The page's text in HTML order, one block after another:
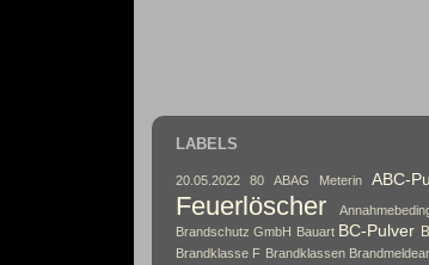
LABELS
20.05.2022 80 ABAG Meterin ABC-
Feuerlöscher
Brandschutz GmbH Bauart BC-Pulver
Brandklasse F Brandklassen